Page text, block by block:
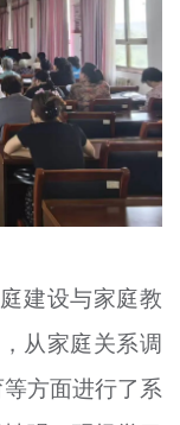
建设与家庭教
从家庭关系调
方面进行了系